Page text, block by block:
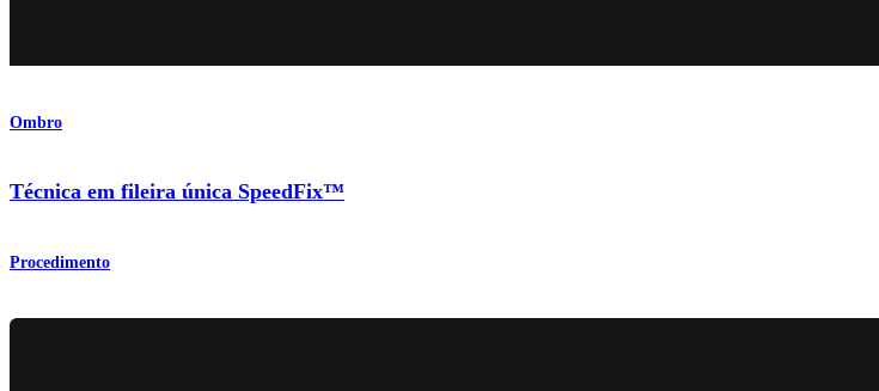
Ombro
Técnica em fileira única SpeedFix™
Procedimento